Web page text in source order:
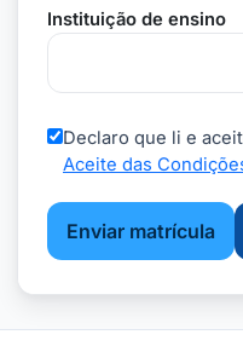
Instituição de ensino
Declaro que li e
Aceite das
Enviar matrícula